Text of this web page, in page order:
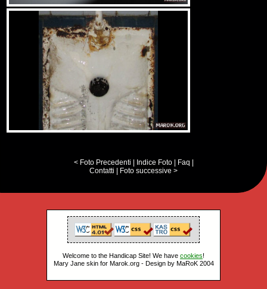
< Foto Precedenti Indice Foto| Faq
Contatti
Foto successive >
Welcome to the Handicap Site! We have cookies!
Mary Jane skin for Marok.org - Design by MaRoK 2004